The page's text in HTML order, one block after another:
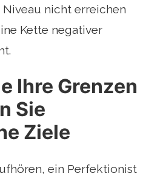
nicht erreichen
Kette negativer
Ihre Grenzen
Sie
Ziele
ein Perfektionist